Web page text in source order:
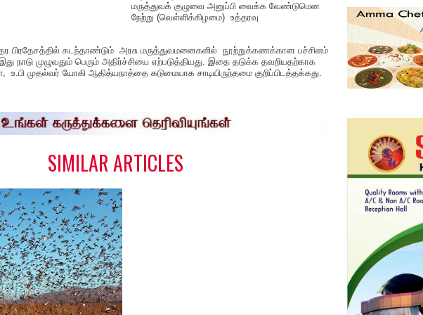
மருத்துவக் குழுவை அனுப்பி வைக்க வேண்டுமென
நேற்று (வெள்ளிக்கிழமை) உத்தரவு
பிரதேசத்தில் கடந்தாண்டும் அரசு மருத்துவமனைகளில் நூற்றுக்கணக்கான பச்சிளம்
நாடு முழுவதும் பெரும் அதிர்ச்சியை ஏற்படுத்தியது. இதை தடுக்க தவறியதற்காக
உ.பி முதல்வர் யோகி ஆதித்யநாத்தை கடுமையாக சாடியிருந்தமை குறிப்பிடத்தக்கது.
SIMILAR ARTICLES